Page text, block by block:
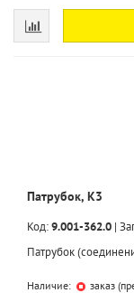
Патрубок, K3
Код:9.001-362.0 |
Патрубок
Наличие: заказ